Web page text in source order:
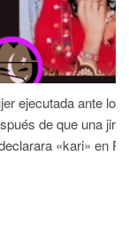
ejecutada ante los
de que una
«kari» en